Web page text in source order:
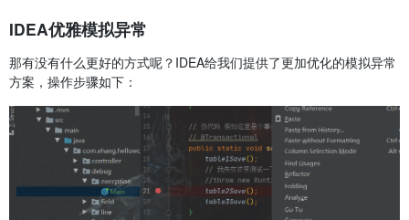
IDEA优雅模拟异常
那有没有什么更好的方式呢？IDEA给我们提供了更加优化的模拟异常
方案，操作步骤如下：